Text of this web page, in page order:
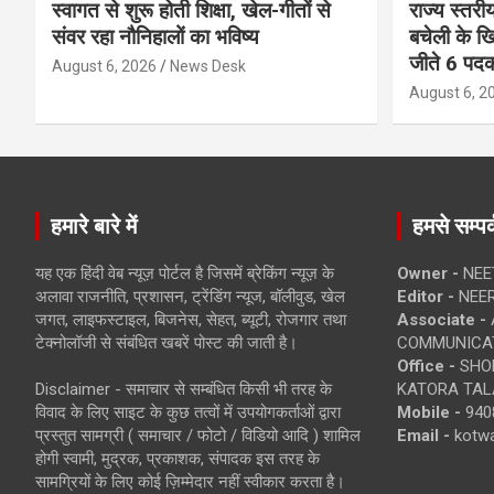
स्वागत से शुरू होती शिक्षा, खेल-गीतों से
संवर रहा नौनिहालों का भविष्य
August 6, 2026 News Desk
राज्य
बचेली के
जीते 6
August 6,
हमारे बारे में
यह एक हिंदी वेब न्यूज़ पोर्टल है जिसमें ब्रेकिंग न्यूज़ के
अलावा राजनीति, प्रशासन, ट्रेंडिंग न्यूज, बॉलीवुड, खेल
जगत, लाइफस्टाइल, बिजनेस, सेहत, ब्यूटी, रोजगार तथा
टेक्नोलॉजी से संबंधित खबरें पोस्ट की जाती है।
Disclaimer - समाचार से सम्बंधित किसी भी तरह के
विवाद के लिए साइट के कुछ तत्वों में उपयोगकर्ताओं द्वारा
प्रस्तुत सामग्री ( समाचार / फोटो / विडियो आदि ) शामिल
होगी स्वामी, मुद्रक, प्रकाशक, संपादक इस तरह के
सामग्रियों के लिए कोई ज़िम्मेदार नहीं स्वीकार करता है।
हमसे
Owner -
Editor -
Associate -
Office -
KATORA
Mobile -
Email -